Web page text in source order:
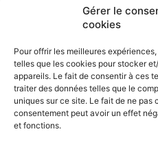
Gérer le
cookies
Pour offrir les meilleures
telles que les cookies pour stocker
appareils. Le fait de consentir à ces
traiter des données telles que le
uniques sur ce site. Le fait de ne pas
consentement peut avoir un effet
et fonctions.
Lourd